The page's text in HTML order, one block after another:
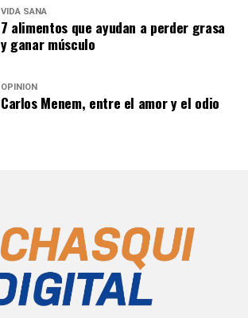
VIDA SANA
7 alimentos que ayudan a perder grasa
y ganar músculo
OPINIÓN
Carlos Menem, entre el amor y el odio